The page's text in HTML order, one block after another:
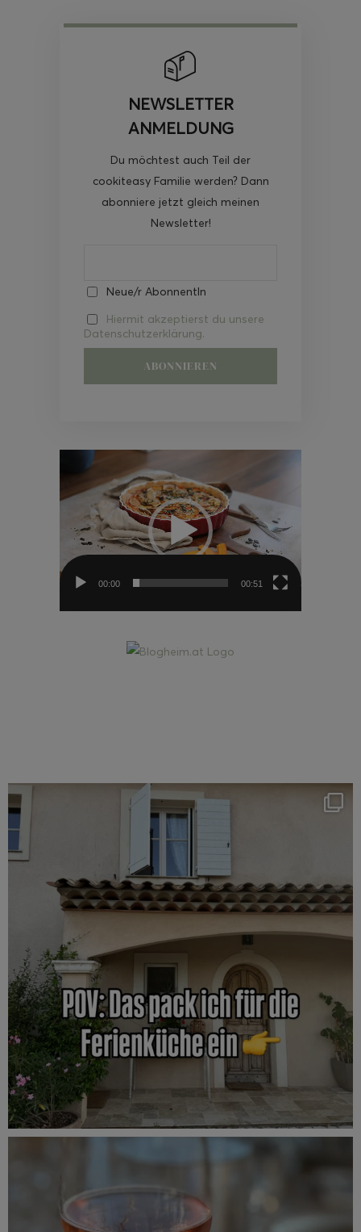
NEWSLETTER
ANMELDUNG
Du möchtest auch Teil der
cookiteasy Familie werden? Dann
abonniere jetzt gleich meinen
Newsletter!
Neue/r AbonnentIn
Hiermit akzeptierst du unsere
Datenschutzerklärung.
Video-
00:00 00:51